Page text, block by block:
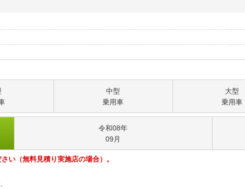
中型
乗用車
大型
乗用車
令和08年
09月
い（無料見積り実施店の場合）。